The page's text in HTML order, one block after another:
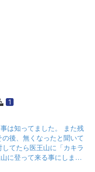
1
は知ってました。 また残
後、無くなったと聞いて
てたら医王山に「カキラ
に登って来る事にしまし
尾山、そしてDAO terrace